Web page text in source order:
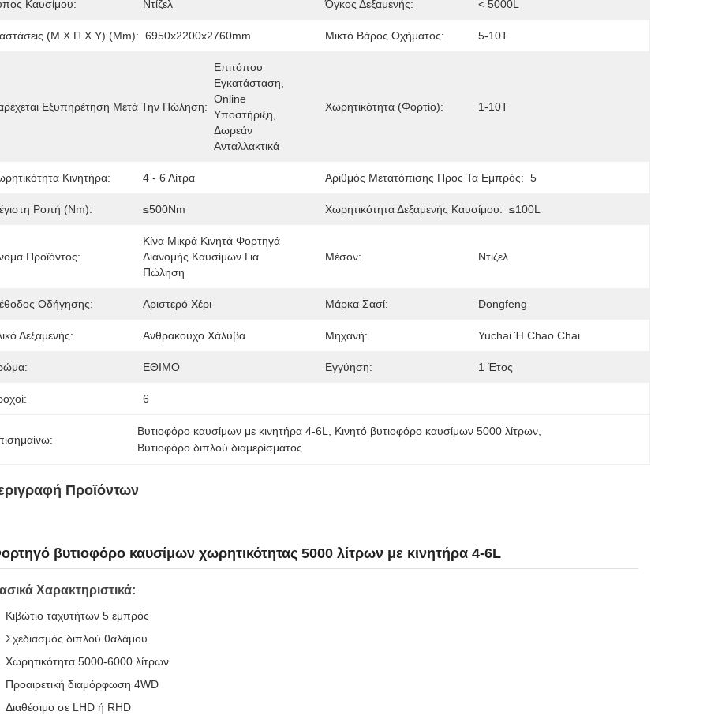
Καυσίμου: Ντίζελ Όγκος Δεξαμενής: < 5000L
(Μ X Π X Υ) (mm): 6950x2200x2760mm Μικτό Βάρος Οχήματος: 5-10T
Εξυπηρέτηση Μετά Την Πώληση:
Επιτόπου
Εγκατάσταση,
Online
Υποστήριξη,
Δωρεάν
Ανταλλακτικά
Χωρητικότητα (φορτίο): 1-10T
Κινητήρα: 4 - 6 Λίτρα Αριθμός Μετατόπισης Προς Τα Εμπρός: 5
Ροπή (Nm): ≤500Nm Χωρητικότητα Δεξαμενής Καυσίμου: ≤100L
Προϊόντος:
Κίνα Μικρά Κινητά Φορτηγά
Διανομής Καυσίμων Για
Πώληση
Μέσον: Ντίζελ
Οδήγησης: Αριστερό Χέρι Μάρκα Σασί: Dongfeng
Δεξαμενής: Ανθρακούχο Χάλυβα Μηχανή: Yuchai Ή Chao Chai
ΕΘΙΜΟ Εγγύηση: 1 Έτος
6
Βυτιοφόρο καυσίμων με κινητήρα 4-6L Κινητό βυτιοφόρο καυσίμων 5000 λίτρων
Βυτιοφόρο διπλού διαμερίσματος
Προϊόντων
βυτιοφόρο καυσίμων χωρητικότητας 5000 λίτρων με κινητήρα 4-6L
Χαρακτηριστικά:
Κιβώτιο ταχυτήτων 5 εμπρός
Σχεδιασμός διπλού θαλάμου
Χωρητικότητα 5000-6000 λίτρων
Προαιρετική διαμόρφωση 4WD
Διαθέσιμο σε LHD ή RHD